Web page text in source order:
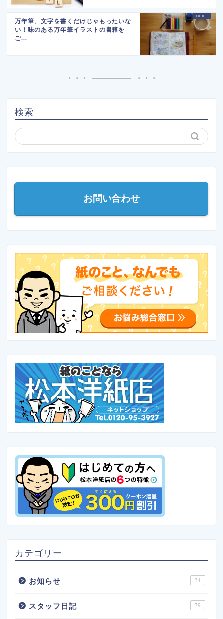
万年筆、文字を書くだけじゃもったいな
い！味のある万年筆イラストの書籍を
ご...
検索
お問い合わせ
カテゴリー
お知らせ 34
スタッフ日記 79